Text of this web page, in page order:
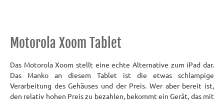
Motorola Xoom Tablet
Das Motorola Xoom stellt eine echte Alternative zum iPad dar.
Das Manko an diesem Tablet ist die etwas schlampige
Verarbeitung des Gehäuses und der Preis. Wer aber bereit ist,
den relativ hohen Preis zu bezahlen, bekommt ein Gerät, das mit